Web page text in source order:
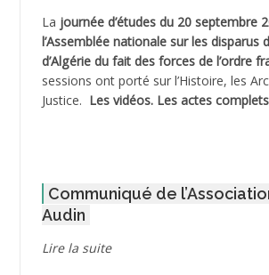
ADJAOUT
ADNI Mohamed Akli
ADOUL Arab *
AGOULMINE
La journée d’études du 20 septembre
l’Assemblée nationale sur les disparus
d’Algérie du fait des forces de l’ordre
sessions ont porté sur l’Histoire, les
Justice. Les vidéos. Les actes complets
Communiqué de
Audin
Lire la suite